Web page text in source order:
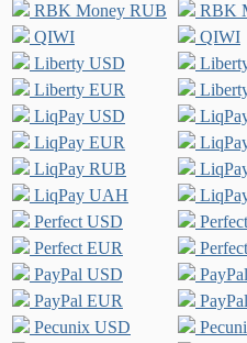
RBK Money RUB
RBK
QIWI
QIWI
Liberty USD
Liberty EUR
LiqPay USD
LiqPay EUR
LiqPay RUB
LiqPay UAH
Perfect USD
Perfect EUR
PayPal USD
PayPal EUR
Pecunix USD